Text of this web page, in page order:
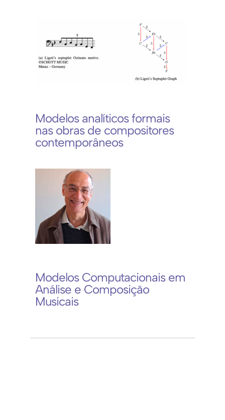
Modelos analíticos formais
nas obras de compositores
contemporâneos
Modelos Computacionais em
Análise e Composição
Musicais